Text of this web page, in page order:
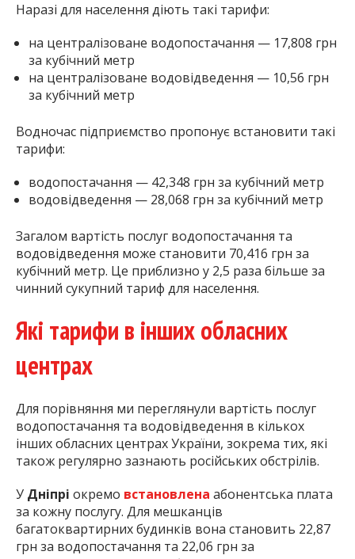
Наразі для населення діють такі тарифи:
на централізоване водопостачання — 17,808 грн
за кубічний метр
на централізоване водовідведення — 10,56 грн
за кубічний метр
Водночас підприємство пропонує встановити такі
тарифи:
водопостачання — 42,348 грн за кубічний метр
водовідведення — 28,068 грн за кубічний метр
Загалом вартість послуг водопостачання та
водовідведення може становити 70,416 грн за
кубічний метр. Це приблизно у 2,5 раза більше за
чинний сукупний тариф для населення.
Які тарифи в інших обласних
центрах
Для порівняння ми переглянули вартість послуг
водопостачання та водовідведення в кількох
інших обласних центрах України, зокрема тих, які
також регулярно зазнають російських обстрілів.
У Дніпрі окремо встановлена абонентська плата
за кожну послугу. Для мешканців
багатоквартирних будинків вона становить 22,87
грн за водопостачання та 22,06 грн за